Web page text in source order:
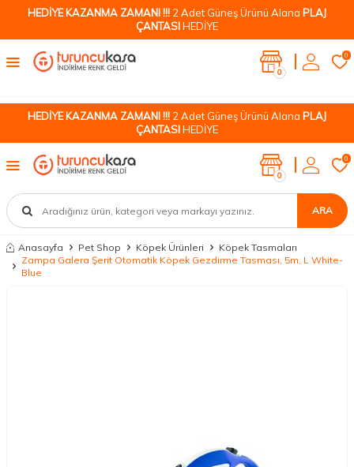
HEDİYE KAZANMA ZAMANI !!! 2 Adet Güneş Ürünü Alana PLAJ
ÇANTASIHEDİYE
0
0
HEDİYE KAZANMA ZAMANI !!! 2 Adet Güneş Ürünü Alana PLAJ
ÇANTASIHEDİYE
ARA
0
0
Anasayfa Pet Shop Köpek Ürünleri
Köpek Tasmaları
Zampa Galera Şerit Otomatik Köpek Gezdirme Tasması, 5m, L White-
Blue